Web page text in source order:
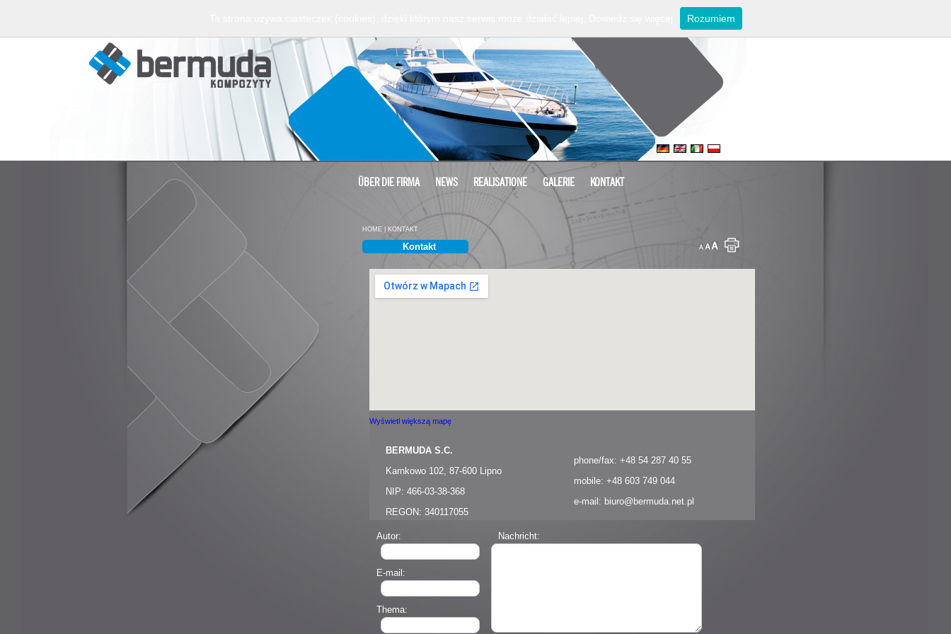
ÜBER DIE FIRMA NEWS REALISATIONE GALERIE KONTAKT
HOME KONTAKT
Kontakt
Wyświetl większą mapę
BERMUDA S.C.
Karnkowo 102, 87-600 Lipno
NIP: 466-03-38-368
REGON: 340117055
phone/fax: +48 54 287 40 55
mobile: +48 603 749 044
e-mail: biuro@bermuda.net.pl
Autor:
E-mail:
Thema:
Nachricht:
Rozumiem